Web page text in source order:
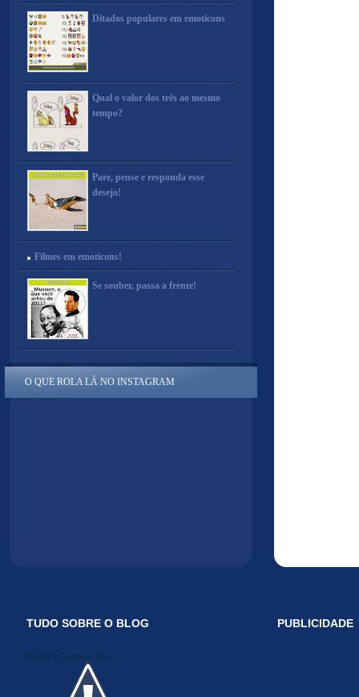
Ditados populares em emoticons
Qual o valor dos três ao mesmo
tempo?
Pare, pense e responda esse
desejo!
Filmes em emoticons!
Se souber, passa a frente!
O QUE ROLA LÁ NO INSTAGRAM
TUDO SOBRE O BLOG
Midiakit Danosse 2014
PUBLICIDADE